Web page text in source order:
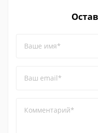
Ваше имя*
Ваш email*
Комментарий*